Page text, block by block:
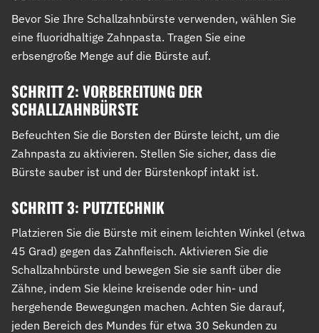
Bevor Sie Ihre Schallzahnbürste verwenden, wählen Sie
eine fluoridhaltige Zahnpasta. Tragen Sie eine
erbsengroße Menge auf die Bürste auf.
SCHRITT 2: VORBEREITUNG DER
SCHALLZAHNBÜRSTE
Befeuchten Sie die Borsten der Bürste leicht, um die
Zahnpasta zu aktivieren. Stellen Sie sicher, dass die
Bürste sauber ist und der Bürstenkopf intakt ist.
SCHRITT 3: PUTZTECHNIK
Platzieren Sie die Bürste mit einem leichten Winkel (etwa
45 Grad) gegen das Zahnfleisch. Aktivieren Sie die
Schallzahnbürste und bewegen Sie sie sanft über die
Zähne, indem Sie kleine kreisende oder hin- und
hergehende Bewegungen machen. Achten Sie darauf,
jeden Bereich des Mundes für etwa 30 Sekunden zu